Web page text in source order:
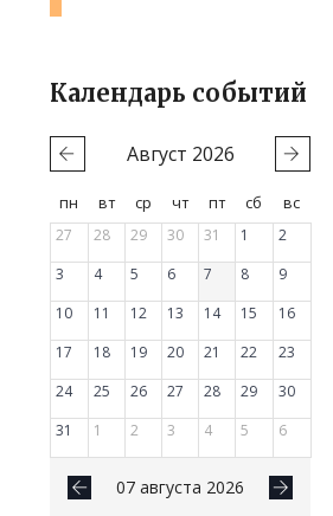
Календарь событий
Август 2026
пн вт ср чт пт сб
вс
27
28 29 30 31 1
2
3
4 5 6 7 8
9
10
11 12 13 14 15
16
17
18 19 20 21 22
23
24
25 26 27 28 29
30
31
1 2 3 4 5 6
07 августа 2026